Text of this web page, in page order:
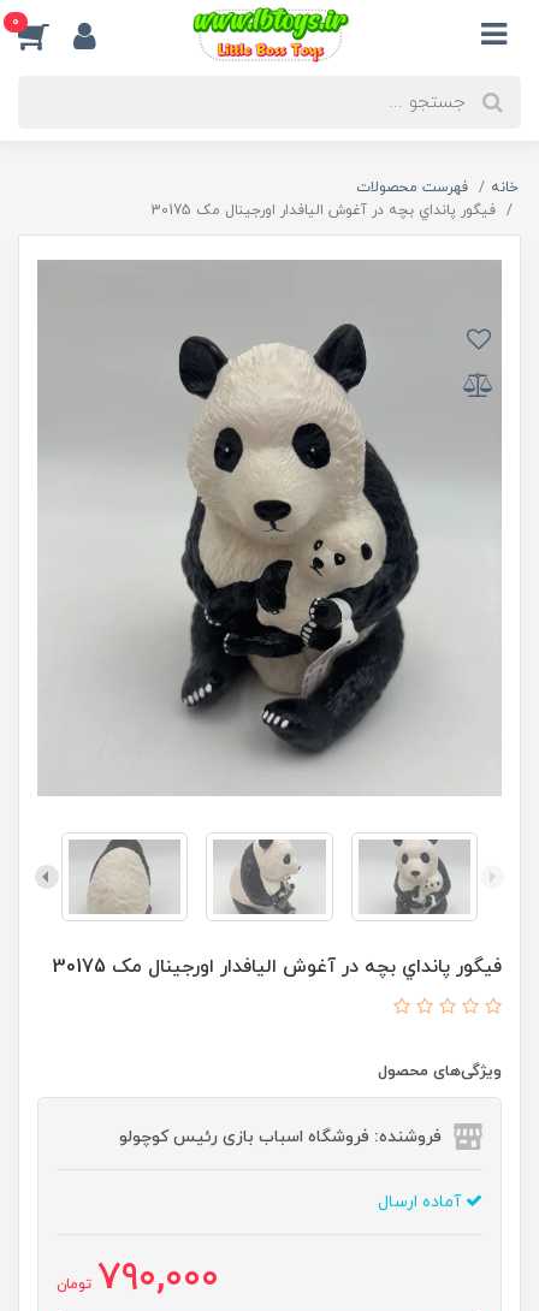
0
خانه
فهرست محصولات
فیگور پانداي بچه در آغوش الیافدار اورجینال مک 30175
فیگور پانداي بچه در آغوش الیافدار اورجینال مک 30175
ویژگی‌های محصول
فروشنده: فروشگاه اسباب بازی رئیس کوچولو
آماده ارسال
790,000 تومان